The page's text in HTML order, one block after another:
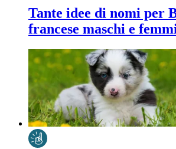
Tante idee di nomi per
francese maschi e